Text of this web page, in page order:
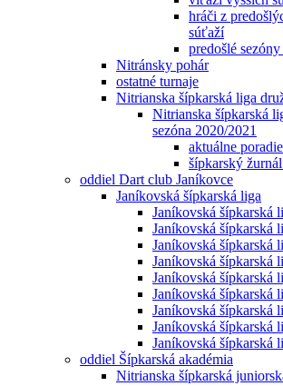
hráči z
súťaží
predošlé
Nitránsky pohár
ostatné turnaje
Nitrianska šípkarská liga
Nitrianska šípkarská
sezóna 2020/2021
aktuálne
šípkarský
oddiel Dart club Janíkovce
Janíkovská šípkarská liga
Janíkovská šípkarská
Janíkovská šípkarská
Janíkovská šípkarská
Janíkovská šípkarská
Janíkovská šípkarská
Janíkovská šípkarská
Janíkovská šípkarská
Janíkovská šípkarská
Janíkovská šípkarská
oddiel Šípkarská akadémia
Nitrianska šípkarská